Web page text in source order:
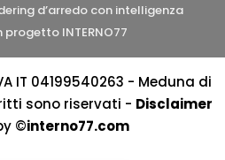
d’arredo con intelligenza
INTERNO77
IT 04199540263 - Meduna di
sono riservati - Disclaimer
©interno77.com